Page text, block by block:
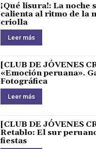
¡Qué lisura!: La noche
calienta al ritmo de la
criolla
Leer más
[CLUB DE JÓVENES
«Emoción peruana».
Fotográfica
Leer más
[CLUB DE JÓVENES
Retablo: El sur
fiestas